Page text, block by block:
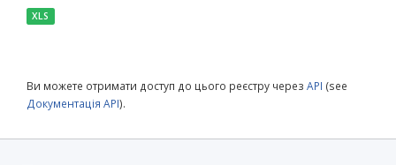
XLS
Ви можете отримати доступ до цього реєстру через API (see
Документація API).